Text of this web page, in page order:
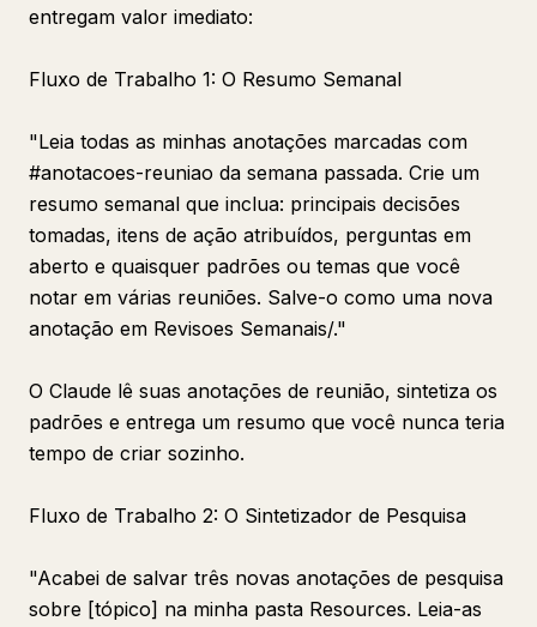
entregam valor imediato:
Fluxo de Trabalho 1: O Resumo Semanal
"Leia todas as minhas anotações marcadas com
#anotacoes-reuniao da semana passada. Crie um
resumo semanal que inclua: principais decisões
tomadas, itens de ação atribuídos, perguntas em
aberto e quaisquer padrões ou temas que você
notar em várias reuniões. Salve-o como uma nova
anotação em Revisoes Semanais/."
O Claude lê suas anotações de reunião, sintetiza os
padrões e entrega um resumo que você nunca teria
tempo de criar sozinho.
Fluxo de Trabalho 2: O Sintetizador de Pesquisa
"Acabei de salvar três novas anotações de pesquisa
sobre [tópico] na minha pasta Resources. Leia-as